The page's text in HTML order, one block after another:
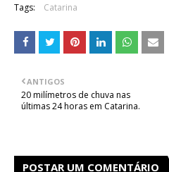
Tags: Catarina
ANTIGOS
20 milímetros de chuva nas
últimas 24 horas em Catarina.
POSTAR UM COMENTÁRIO